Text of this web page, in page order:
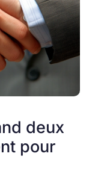
deux
pour